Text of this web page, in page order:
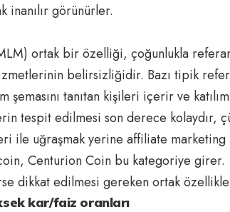
inanılır görünürler.
ortak bir özelliği, çoğunlukla
belirsizliğidir. Bazı tipik
şemasını tanıtan kişileri içerir ve
tespit edilmesi son derece kolaydır,
ile uğraşmak yerine affiliate
Centurion Coin bu kategoriye girer.
dikkat edilmesi gereken ortak
kar/faiz oranları